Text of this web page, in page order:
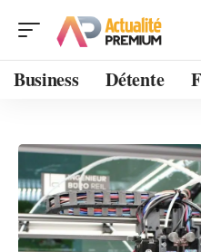
Business Détente